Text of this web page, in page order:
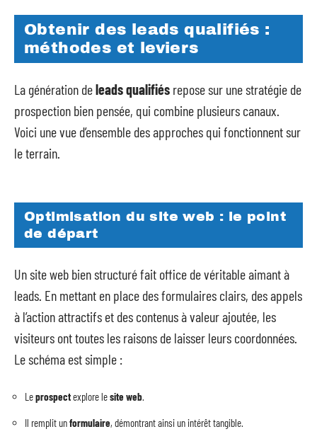
Obtenir des leads qualifiés :
méthodes et leviers
La génération deleads qualifiés repose sur une stratégie de
prospection bien pensée, qui combine plusieurs canaux.
Voici une vue d’ensemble des approches qui fonctionnent sur
le terrain.
Optimisation du site web : le point
de départ
Un site web bien structuré fait office de véritable aimant à
leads. En mettant en place des formulaires clairs, des appels
à l’action attractifs et des contenus à valeur ajoutée, les
visiteurs ont toutes les raisons de laisser leurs coordonnées.
Le schéma est simple :
Leprospectexplore lesite web
Il remplit unformulaire, démontrant ainsi un intérêt tangible.